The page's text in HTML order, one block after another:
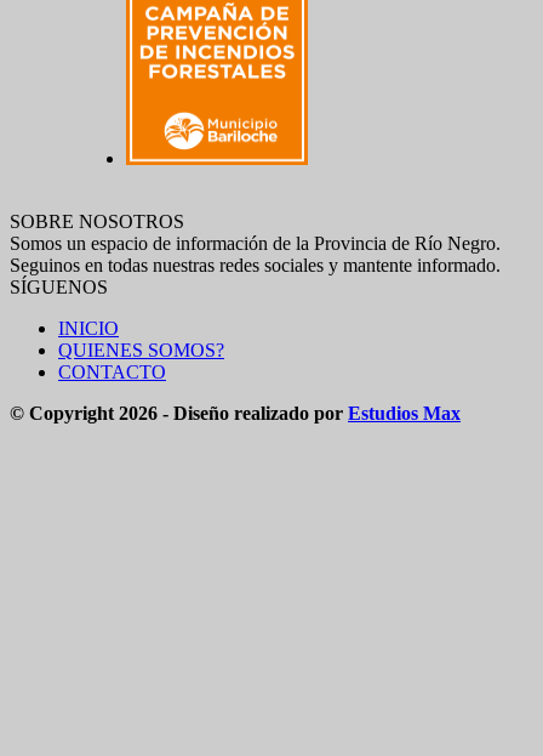
SOBRE NOSOTROS
Somos un espacio de información de la Provincia de Río Negro.
Seguinos en todas nuestras redes sociales y mantente informado.
SÍGUENOS
INICIO
QUIENES SOMOS?
CONTACTO
© Copyright 2026 - Diseño realizado por Estudios Max